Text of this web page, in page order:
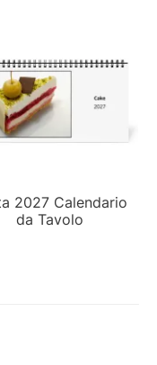
2027 Calendario
da Tavolo